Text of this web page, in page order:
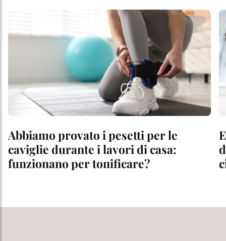
Abbiamo provato i pesetti per le
caviglie durante i lavori di casa:
funzionano per tonificare?